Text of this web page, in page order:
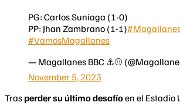
PG: Carlos Suniaga (1-0)
PP: Jhan Zambrano (1-1)
#VamosMagallanes
— Magallanes BBC ⚓️⚾️
November 5, 2023
Tras perder su último desafíoen el Estadio